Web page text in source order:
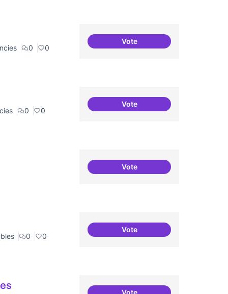
0 0
VoteRecerca i re-avaluació
0 0
VoteRecerca + residències
VoteRecerca + residències
0 0
VotePunt de defensa de Drets
Vote